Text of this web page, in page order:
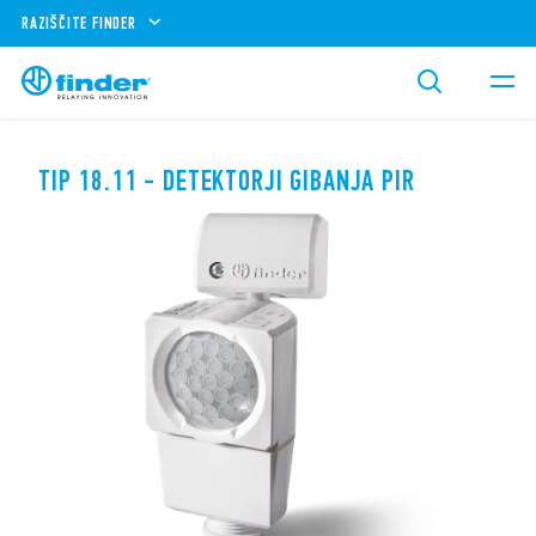
RAZIŠČITE FINDER
TIP 18.11 - DETEKTORJI GIBANJA PIR